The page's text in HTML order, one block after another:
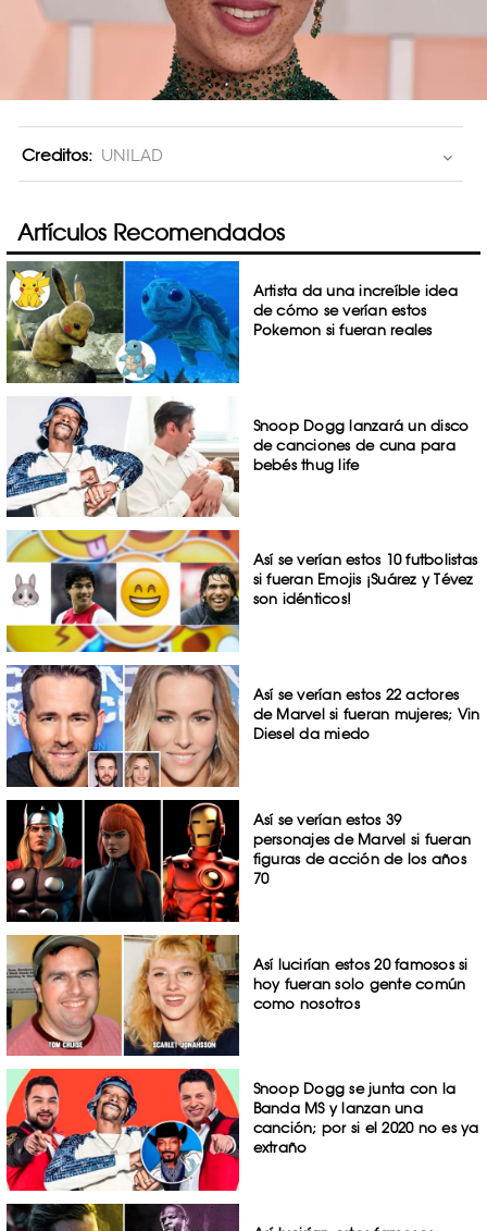
Creditos: UNILAD
Artículos Recomendados
Artista da una increíble idea
de cómo se verían estos
Pokemon si fueran reales
Snoop Dogg lanzará un disco
de canciones de cuna para
bebés thug life
Así se verían estos 10 futbolistas
si fueran Emojis ¡Suárez y Tévez
son idénticos!
Así se verían estos 22 actores
de Marvel si fueran mujeres; Vin
Diesel da miedo
Así se verían estos 39
personajes de Marvel si fueran
figuras de acción de los años
70
Así lucirían estos 20 famosos si
hoy fueran solo gente común
como nosotros
Snoop Dogg se junta con la
Banda MS y lanzan una
canción; por si el 2020 no es ya
extraño